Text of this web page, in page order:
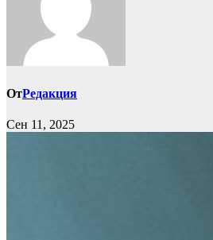
ОтРедакция
Сен 11, 2025